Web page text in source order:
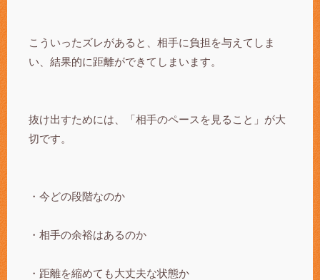
こういったズレがあると、相手に負担を与えてしま
い、結果的に距離ができてしまいます。
抜け出すためには、「相手のペースを見ること」が大
切です。
・今どの段階なのか
・相手の余裕はあるのか
・距離を縮めても大丈夫な状態か